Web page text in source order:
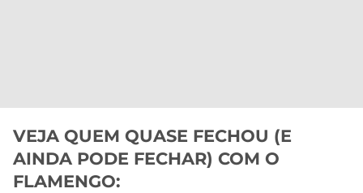
VEJA QUEM QUASE FECHOU (E
AINDA PODE FECHAR) COM O
FLAMENGO: